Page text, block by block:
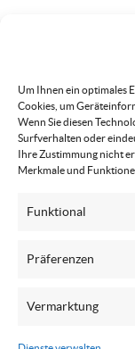
Um Ihnen ein optimales
Cookies, um
Wenn Sie diesen
Surfverhalten oder
Ihre Zustimmung nicht
Merkmale und
Funktional
Präferenzen
Vermarktung